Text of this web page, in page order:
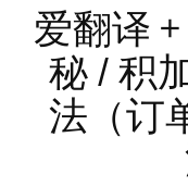
爱翻译
秘 / 积
法（订